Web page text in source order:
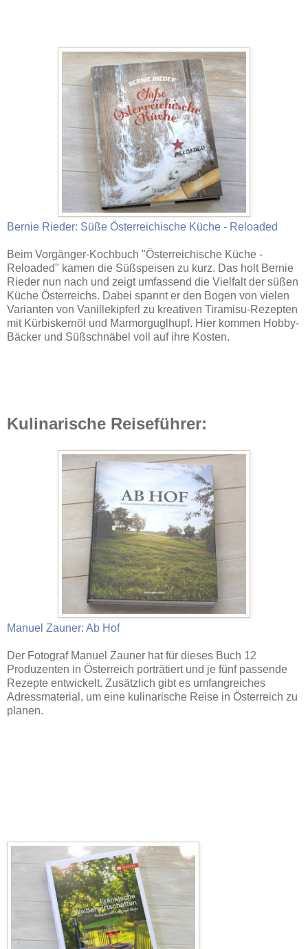
Bernie Rieder: Süße Österreichische Küche - Reloaded
Beim Vorgänger-Kochbuch "Österreichische Küche -
Reloaded" kamen die Süßspeisen zu kurz. Das holt Bernie
Rieder nun nach und zeigt umfassend die Vielfalt der süßen
Küche Österreichs. Dabei spannt er den Bogen von vielen
Varianten von Vanillekipferl zu kreativen Tiramisu-Rezepten
mit Kürbiskernöl und Marmorguglhupf. Hier kommen Hobby-
Bäcker und Süßschnäbel voll auf ihre Kosten.
Kulinarische Reiseführer:
Manuel Zauner: Ab Hof
Der Fotograf Manuel Zauner hat für dieses Buch 12
Produzenten in Österreich porträtiert und je fünf passende
Rezepte entwickelt. Zusätzlich gibt es umfangreiches
Adressmaterial, um eine kulinarische Reise in Österreich zu
planen.